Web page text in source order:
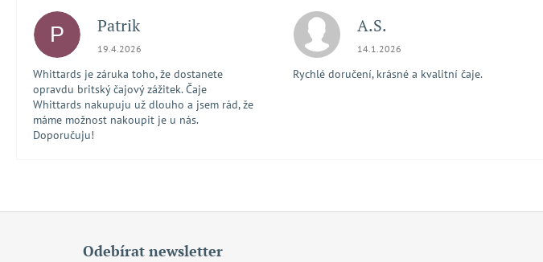
P Patrik
Hodnocení obchodu je 5 z 5 hvězdiček.
19.4.2026
Whittards je záruka toho, že dostanete
opravdu britský čajový zážitek. Čaje
Whittards nakupuju už dlouho a jsem rád, že
máme možnost nakoupit je u nás.
Doporučuju!
A.S.
Hodnocení obchodu je 5 z 5 hvězdiček.
14.1.2026
Rychlé doručení, krásné a kvalitní čaje.
Odebírat newsletter